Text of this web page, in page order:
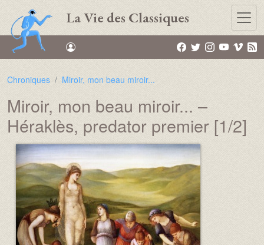
Aller au contenu principal
La Vie des Classiques
Chroniques Miroir, mon beau miroir...
Miroir, mon beau miroir... –
Héraklès, predator premier [1/2]
Média :
Image :